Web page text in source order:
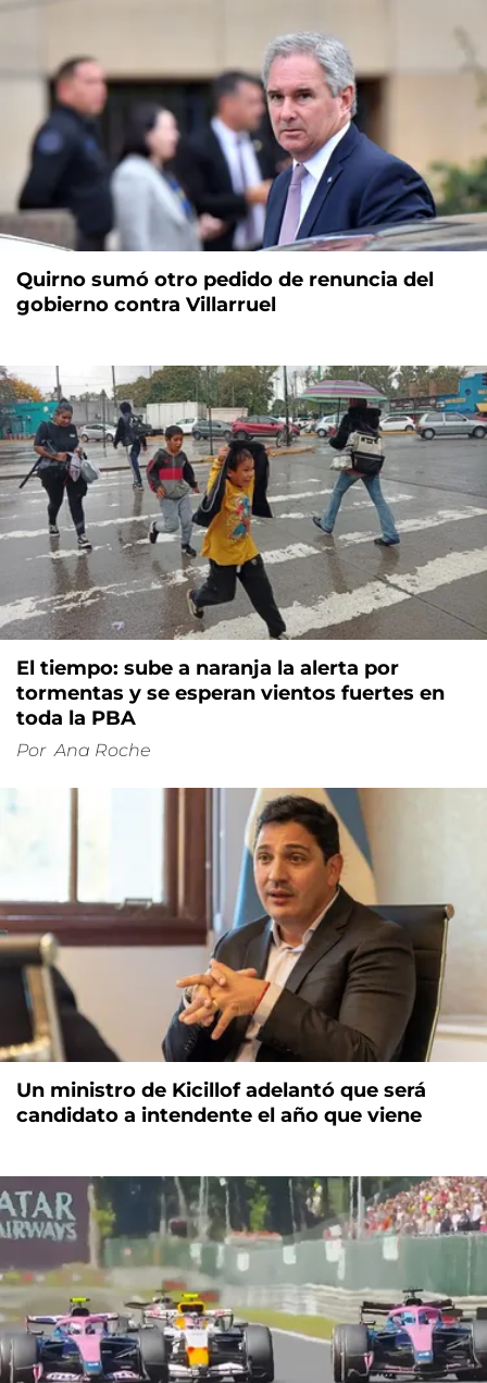
Quirno sumó otro pedido de renuncia del
gobierno contra Villarruel
El tiempo: sube a naranja la alerta por
tormentas y se esperan vientos fuertes en
toda la PBA
Por Ana Roche
Un ministro de Kicillof adelantó que será
candidato a intendente el año que viene